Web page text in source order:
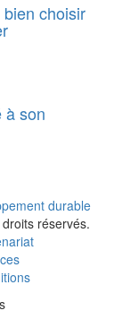
choisir
à son
durable
réservés.